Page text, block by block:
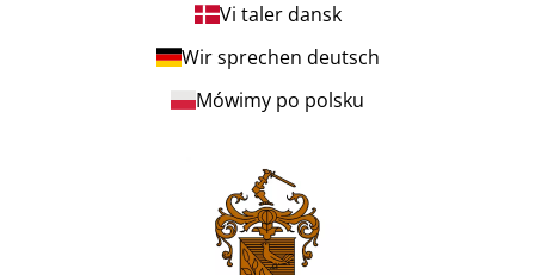
Vi taler dansk
Wir sprechen deutsch
Mówimy po polsku